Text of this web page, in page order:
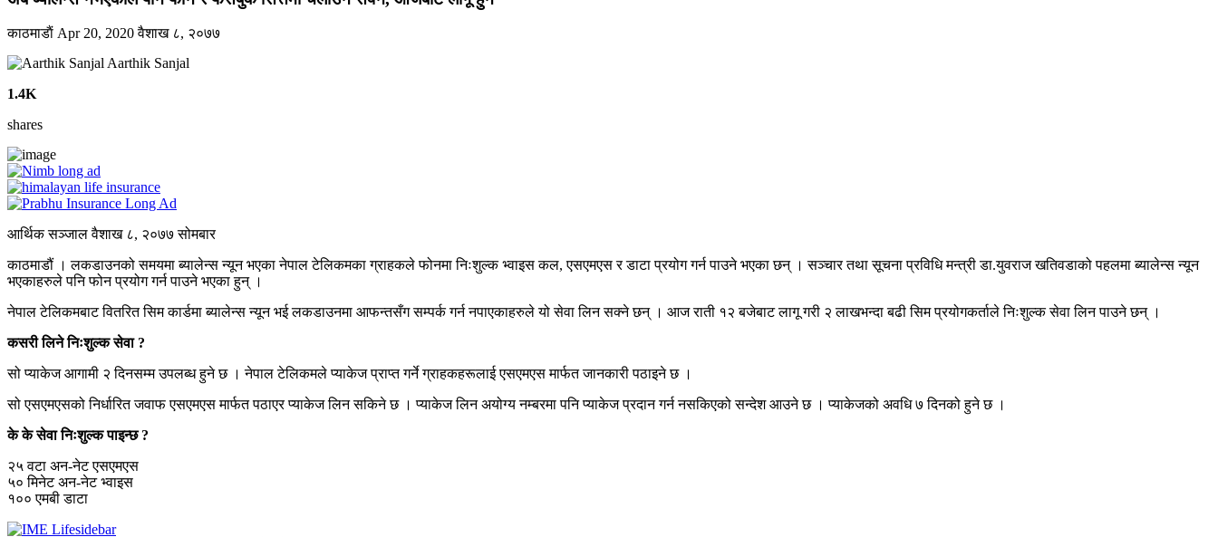
काठमाडाैं Apr 20, 2020वैशाख ८, २०७७
Aarthik Sanjal
1.4K
shares
आर्थिक सञ्जाल वैशाख ८, २०७७ सोमबार
काठमाडौं । लकडाउनको समयमा ब्यालेन्स न्यून भएका नेपाल टेलिकमका ग्राहकले फोनमा निःशुल्क भ्वाइस कल, एसएमएस र डाटा प्रयोग गर्न पाउने भएका छन् । सञ्चार तथा सूचना प्रविधि मन्त्री डा.युवराज खतिवडाको पहलमा ब्यालेन्स न्यून
भएकाहरुले पनि फोन प्रयोग गर्न पाउने भएका हुन् ।
नेपाल टेलिकमबाट वितरित सिम कार्डमा ब्यालेन्स न्यून भई लकडाउनमा आफन्तसँग सम्पर्क गर्न नपाएकाहरुले यो सेवा लिन सक्ने छन् । आज राती १२ बजेबाट लागू गरी २ लाखभन्दा बढी सिम प्रयोगकर्ताले निःशुल्क सेवा लिन पाउने छन् ।
कसरी लिने निःशुल्क सेवा ?
सो प्याकेज आगामी २ दिनसम्म उपलब्ध हुने छ । नेपाल टेलिकमले प्याकेज प्राप्त गर्ने ग्राहकहरूलाई एसएमएस मार्फत जानकारी पठाइने छ ।
सो एसएमएसको निर्धारित जवाफ एसएमएस मार्फत पठाएर प्याकेज लिन सकिने छ । प्याकेज लिन अयोग्य नम्बरमा पनि प्याकेज प्रदान गर्न नसकिएको सन्देश आउने छ । प्याकेजको अवधि ७ दिनको हुने छ ।
के के सेवा निःशुल्क पाइन्छ ?
२५ वटा अन-नेट एसएमएस
५० मिनेट अन-नेट भ्वाइस
१०० एमबी डाटा